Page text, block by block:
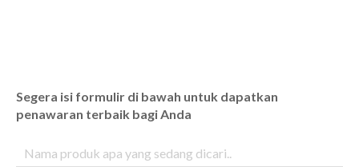
Segera isi formulir di bawah untuk dapatkan
penawaran terbaik bagi Anda